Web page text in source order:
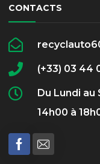
CONTACTS
(+33) 03 44
Du Lundi au
14h00 à